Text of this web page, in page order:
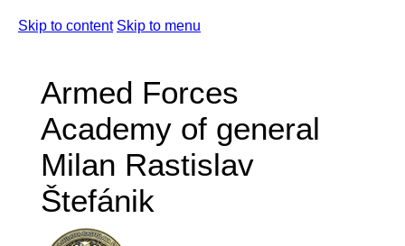
Skip to content Skip to menu
Armed Forces
Academy of general
Milan Rastislav
Štefánik